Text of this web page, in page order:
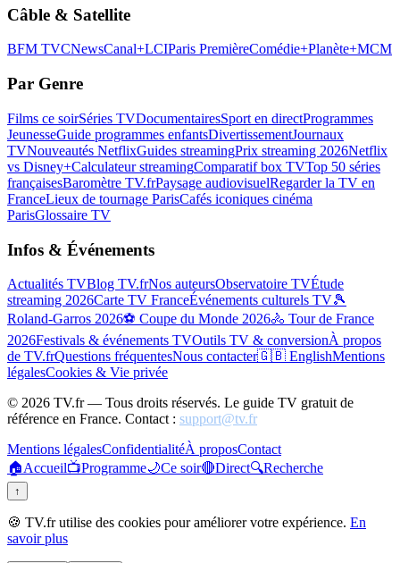
Câble & Satellite
BFM TVCNewsCanal+LCIParis PremièreComédie+Planète+MCM
Par Genre
Films ce soirSéries TVDocumentairesSport en directProgrammes
JeunesseGuide programmes enfantsDivertissementJournaux
TVNouveautés NetflixGuides streamingPrix streaming 2026Netflix
vs Disney+Calculateur streamingComparatif box TVTop 50 séries
françaisesBaromètre TV.frPaysage audiovisuelRegarder la TV en
FranceLieux de tournage ParisCafés iconiques cinéma
ParisGlossaire TV
Infos & Événements
Actualités TVBlog TV.frNos auteursObservatoire TVÉtude
streaming 2026Carte TV FranceÉvénements culturels TV🎾
Roland-Garros 2026⚽ Coupe du Monde 2026🚴 Tour de France
2026Festivals & événements TVOutils TV & conversionÀ propos
de TV.frQuestions fréquentesNous contacter🇬🇧 EnglishMentions
légalesCookies & Vie privée
© 2026 TV.fr — Tous droits réservés. Le guide TV gratuit de
référence en France. Contact : support@tv.fr
Mentions légalesConfidentialitéÀ proposContact
🏠Accueil📺Programme🌙Ce soir🔴Direct🔍Recherche
↑
🍪 TV.fr utilise des cookies pour améliorer votre expérience. En
savoir plus